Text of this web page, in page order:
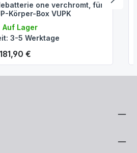
one verchromt, für
Körper-Box VUPK
Auf Lager
3-5 Werktage
Regulärer Preis:
181,90 €